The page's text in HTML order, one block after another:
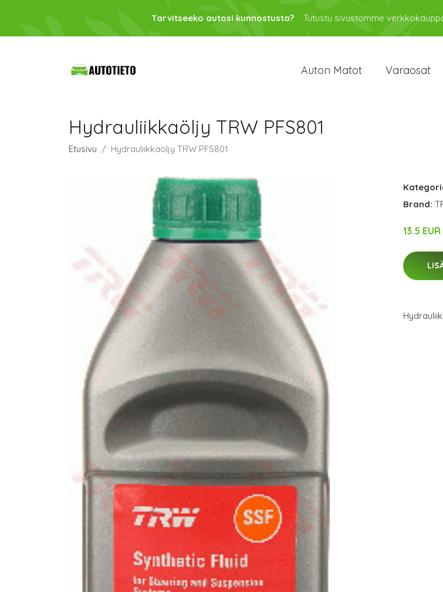
Tarvitseeko autosi kunnostusta? Tutustu sivustomme
Auton Matot Varaosat
Hydrauliikkaöljy TRW PFS801
Etusivu Hydrauliikkaöljy TRW PFS801
Brand:
13.5 EUR